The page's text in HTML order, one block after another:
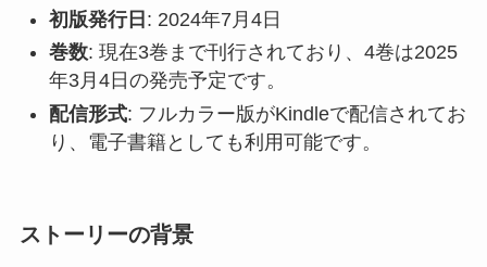
初版発行日 : 2024年7月4日
巻数: 現在3巻まで刊行されており、4巻は2025
年3月4日の発売予定です。
配信形式: フルカラー版がKindleで配信されてお
り、電子書籍としても利用可能です。
ストーリーの背景